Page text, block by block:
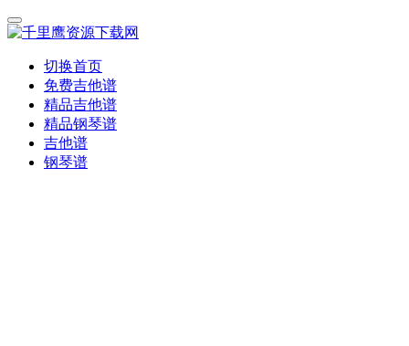
切换首页
免费吉他谱
精品吉他谱
精品钢琴谱
吉他谱
钢琴谱